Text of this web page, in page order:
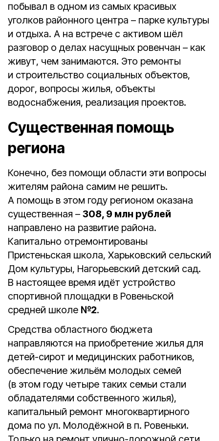
побывал в одном из самых красивых
уголков районного центра – парке культуры
и отдыха. А на встрече с активом шёл
разговор о делах насущных ровенчан – как
живут, чем занимаются. Это ремонты
и строительство социальных объектов,
дорог, вопросы жилья, объекты
водоснабжения, реализация проектов.
Существенная помощь
региона
Конечно, без помощи области эти вопросы
жителям района самим не решить.
А помощь в этом году регионом оказана
существенная – 308, 9 млн рублей
направлено на развитие района.
Капитально отремонтированы
Пристеньская школа, Харьковский сельский
Дом культуры, Нагорьевский детский сад.
В настоящее время идёт устройство
спортивной площадки в Ровеньской
средней школе №2.
Средства областного бюджета
направляются на приобретение жилья для
детей-сирот и медицинских работников,
обеспечение жильём молодых семей
(в этом году четыре таких семьи стали
обладателями собственного жилья),
капитальный ремонт многоквартирного
дома по ул. Молодёжной в п. Ровеньки.